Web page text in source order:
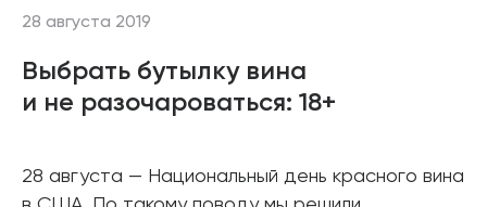
28 августа 2019
Выбрать бутылку вина
и не разочароваться: 18+
28 августа — Национальный день красного вина